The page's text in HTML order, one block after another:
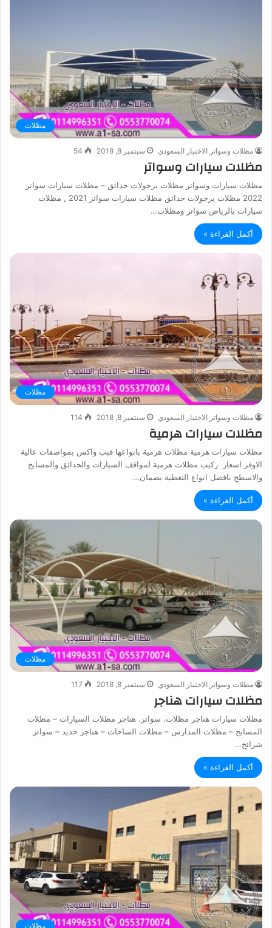
مظلات
مظلات وسواتر الاختيار السعودي سبتمبر 8, 2018 54
مظلات سيارات وسواتر
مظلات سيارات وسواتر مظلات برجولات حدائق – مظلات سيارات سواتر
2022 مظلات برجولات حدائق مظلات سيارات سواتر 2021 , مظلات
سيارات بالرياض سواتر ومظلات…
أكمل القراءة »
مظلات
مظلات وسواتر الاختيار السعودي سبتمبر 8, 2018 114
مظلات سيارات هرمية
مظلات سيارات هرمية مظلات هرمية بانواعها قبب واكس بمواصفات عالية
الاوفر اسعار ركيب مظلات هرمية لمواقف السيارات والحدائق والمسابح
والاسطح بافضل انواع التغطية بضمان…
أكمل القراءة »
مظلات
مظلات وسواتر الاختيار السعودي سبتمبر 8, 2018 117
مظلات سيارات هناجر
مظلات سيارات هناجر مظلات. سواتر. هناجر مظلات السيارات – مظلات
المسابح – مظلات المدارس – مظلات الساحات – هناجر حديد – سواتر
شرائح…
أكمل القراءة »
مظلات